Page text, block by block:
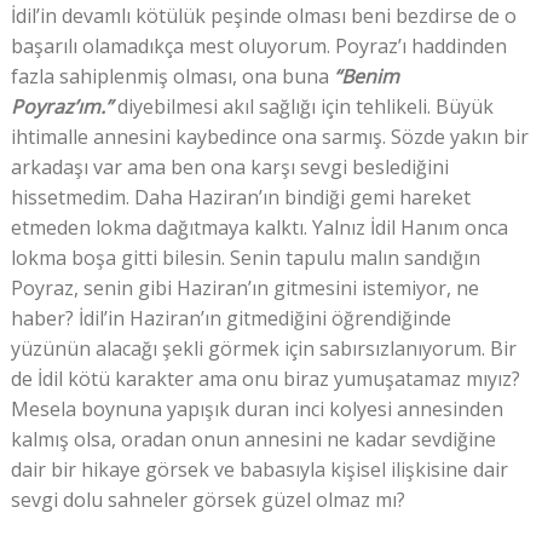
İdil’in devamlı kötülük peşinde olması beni bezdirse de o
başarılı olamadıkça mest oluyorum. Poyraz’ı haddinden
fazla sahiplenmiş olması, ona buna “Benim
Poyraz’ım.”diyebilmesi akıl sağlığı için tehlikeli. Büyük
ihtimalle annesini kaybedince ona sarmış. Sözde yakın bir
arkadaşı var ama ben ona karşı sevgi beslediğini
hissetmedim. Daha Haziran’ın bindiği gemi hareket
etmeden lokma dağıtmaya kalktı. Yalnız İdil Hanım onca
lokma boşa gitti bilesin. Senin tapulu malın sandığın
Poyraz, senin gibi Haziran’ın gitmesini istemiyor, ne
haber? İdil’in Haziran’ın gitmediğini öğrendiğinde
yüzünün alacağı şekli görmek için sabırsızlanıyorum. Bir
de İdil kötü karakter ama onu biraz yumuşatamaz mıyız?
Mesela boynuna yapışık duran inci kolyesi annesinden
kalmış olsa, oradan onun annesini ne kadar sevdiğine
dair bir hikaye görsek ve babasıyla kişisel ilişkisine dair
sevgi dolu sahneler görsek güzel olmaz mı?